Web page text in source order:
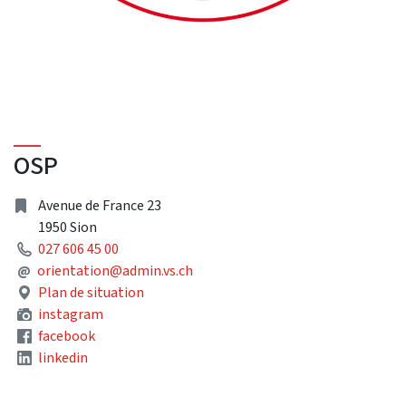
OSP
Address
Avenue de France 23
1950 Sion
Phone
027 606 45 00
@ Mail
orientation@admin.vs.ch
Plan de situation
instagram
facebook
linkedin